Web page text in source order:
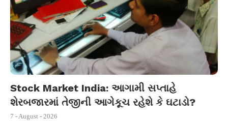
Stock Market India: આગામી સપ્તાહે
શેરબજારમાં તેજીની આગેકૂચ રહેશે કે ઘટાડો?
7 - August - 2026